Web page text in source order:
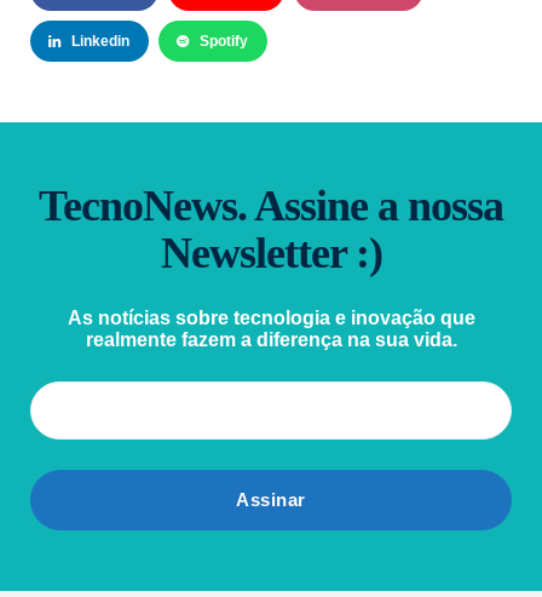
Linkedin Spotify
TecnoNews. Assine a nossa
Newsletter :)
As notícias sobre tecnologia e inovação que
realmente fazem a diferença na sua vida.